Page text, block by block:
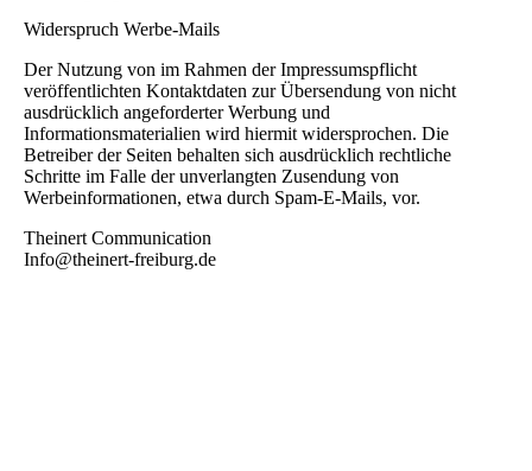
Widerspruch Werbe-Mails
Der Nutzung von im Rahmen der Impressumspflicht
veröffentlichten Kontaktdaten zur Übersendung von nicht
ausdrücklich angeforderter Werbung und
Informationsmaterialien wird hiermit widersprochen. Die
Betreiber der Seiten behalten sich ausdrücklich rechtliche
Schritte im Falle der unverlangten Zusendung von
Werbeinformationen, etwa durch Spam-E-Mails, vor.
Theinert Communication
Info@theinert-freiburg.de